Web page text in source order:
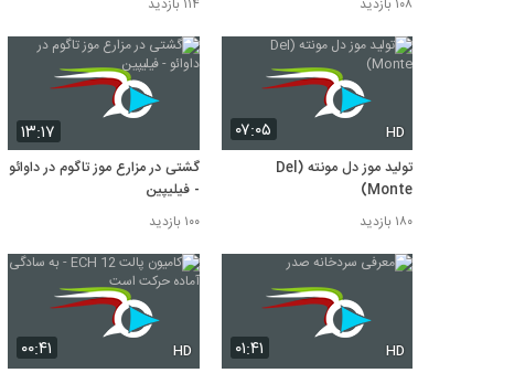
۰۷:۰۵ HD
تولید موز دل مونته (Del
Monte)
۱۸۰ بازدید
۱۳:۱۷
گشتی در مزارع موز تاگوم در داوائو
- فیلیپین
۱۰۰ بازدید
۰۱:۴۱ HD ۰۰:۴۱ HD